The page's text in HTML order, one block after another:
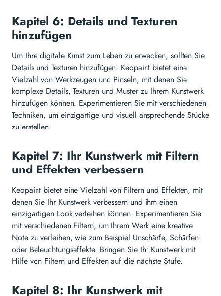
Kapitel 6: Details und Texturen
hinzufügen
Um Ihre digitale Kunst zum Leben zu erwecken, sollten Sie
Details und Texturen hinzufügen. Keopaint bietet eine
Vielzahl von Werkzeugen und Pinseln, mit denen Sie
komplexe Details, Texturen und Muster zu Ihrem Kunstwerk
hinzufügen können. Experimentieren Sie mit verschiedenen
Techniken, um einzigartige und visuell ansprechende Stücke
zu erstellen.
Kapitel 7: Ihr Kunstwerk mit Filtern
und Effekten verbessern
Keopaint bietet eine Vielzahl von Filtern und Effekten, mit
denen Sie Ihr Kunstwerk verbessern und ihm einen
einzigartigen Look verleihen können. Experimentieren Sie
mit verschiedenen Filtern, um Ihrem Werk eine kreative
Note zu verleihen, wie zum Beispiel Unschärfe, Schärfen
oder Beleuchtungseffekte. Bringen Sie Ihr Kunstwerk mit
Hilfe von Filtern und Effekten auf die nächste Stufe.
Kapitel 8: Ihr Kunstwerk mit